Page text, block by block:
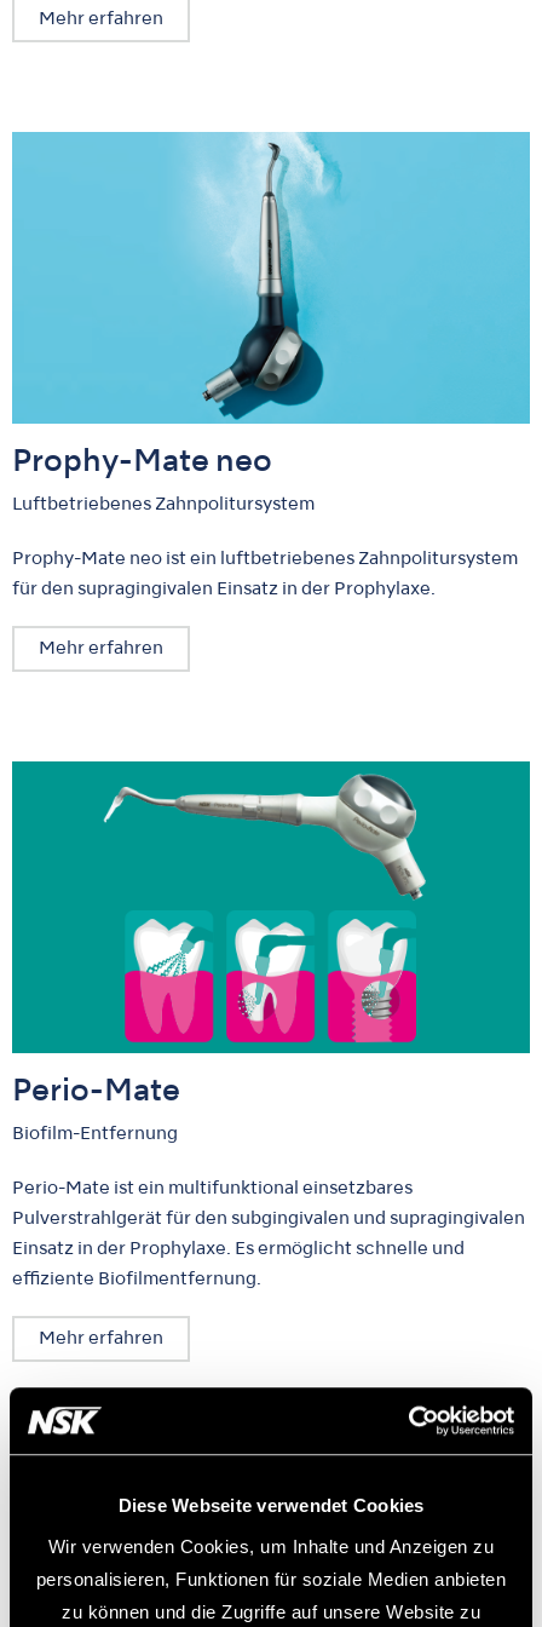
Diese Webseite verwendet Cookies
Wir verwenden Cookies, um Inhalte und Anzeigen zu
personalisieren, Funktionen für soziale Medien anbieten
zu können und die Zugriffe auf unsere Website zu
Mehr erfahren
Prophy-Mate neo
Luftbetriebenes Zahnpolitursystem
Prophy-Mate neo ist ein luftbetriebenes Zahnpolitursystem
für den supragingivalen Einsatz in der Prophylaxe.
Mehr erfahren
Perio-Mate
Biofilm-Entfernung
Perio-Mate ist ein multifunktional einsetzbares
Pulverstrahlgerät für den subgingivalen und supragingivalen
Einsatz in der Prophylaxe. Es ermöglicht schnelle und
effiziente Biofilmentfernung.
Mehr erfahren